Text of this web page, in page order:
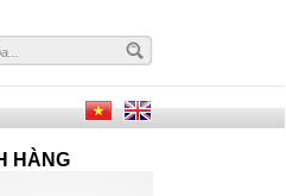
HÀNG